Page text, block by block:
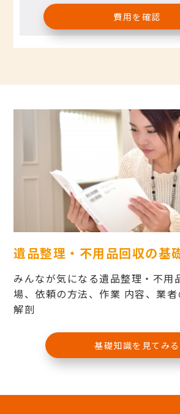
費用を確認
遺品整理・不用品回収の基
みんなが気になる遺品整理・不用
場、依頼の方法、作業 内容、業
解剖
基礎知識を見てみる